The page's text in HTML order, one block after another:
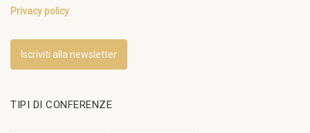
Privacy policy
Iscriviti alla newsletter
TIPI DI CONFERENZE